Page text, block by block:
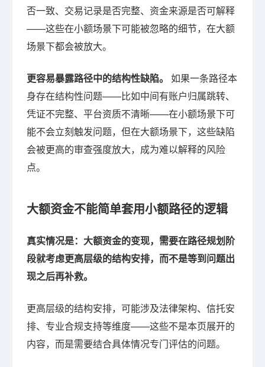
否一致、交易记录是否完整、资金来源是否可解释
——这些在小额场景下可能被忽略的细节，在大额
场景下都会被放大。
更容易暴露路径中的结构性缺陷。 如果一条路径本
身存在结构性问题——比如中间有账户归属跳转、
凭证不完整、平台资质不清晰——在小额场景下可
能不会立刻触发问题，但在大额场景下，这些缺陷
会被更高的审查强度放大，成为难以解释的风险
点。
大额资金不能简单套用小额路径的逻辑
真实情况是：大额资金的变现，需要在路径规划阶
段就考虑更高层级的结构安排，而不是等到问题出
现之后再补救。
更高层级的结构安排，可能涉及法律架构、信托安
排、专业合规支持等维度——这些不是本页展开的
内容，而是需要结合具体情况专门评估的问题。